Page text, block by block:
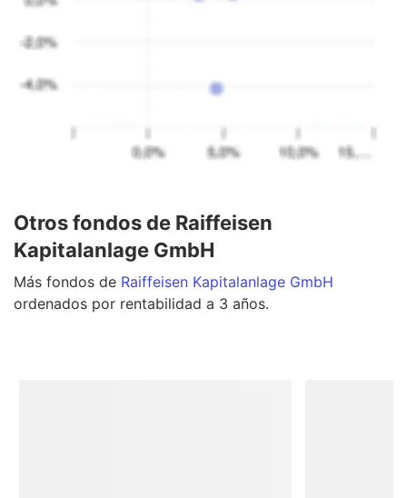
Otros fondos de Raiffeisen
Kapitalanlage GmbH
Más fondos de Raiffeisen Kapitalanlage GmbH
ordenados por rentabilidad a 3 años.